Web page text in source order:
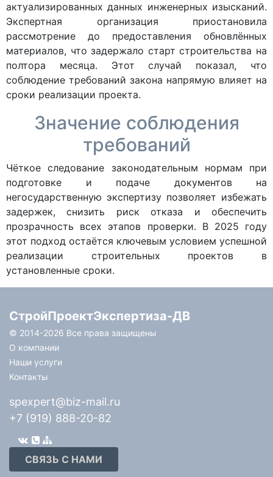
актуализированных данных инженерных изысканий.
Экспертная организация приостановила
рассмотрение до предоставления обновлённых
материалов, что задержало старт строительства на
полтора месяца. Этот случай показал, что
соблюдение требований закона напрямую влияет на
сроки реализации проекта.
Значение соблюдения
требований
Чёткое следование законодательным нормам при
подготовке и подаче документов на
негосударственную экспертизу позволяет избежать
задержек, снизить риск отказа и обеспечить
прозрачность всех этапов проверки. В 2025 году
этот подход остаётся ключевым условием успешной
реализации строительных проектов в
установленные сроки.
СтройПроектЭкспертиза-ДВ
© 2014-2026 Все права защищены
О компании
Наши услуги
Контакты
spexpert@biz-mail.ru
+7 (919) 888-20-82
СВЯЗЬ С НАМИ